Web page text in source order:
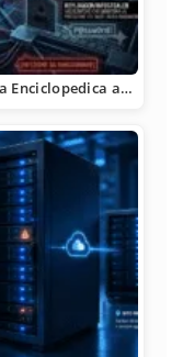
Enciclopedica a…